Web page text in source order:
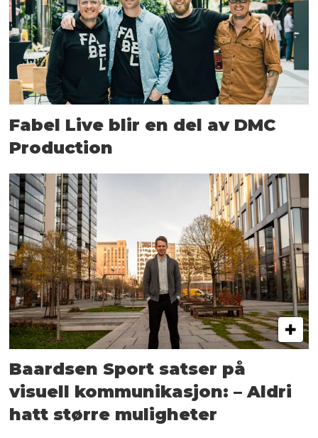
Fabel Live blir en del av DMC
Production
Baardsen Sport satser på
visuell kommunikasjon: – Aldri
hatt større muligheter